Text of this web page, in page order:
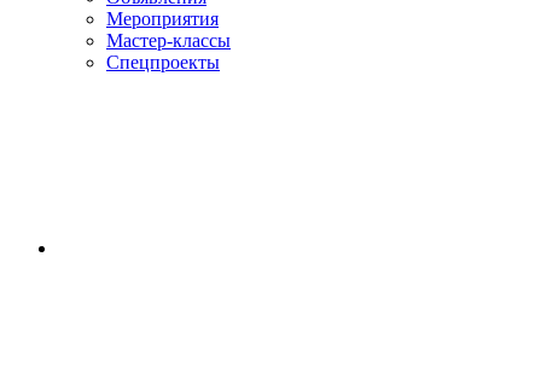
Мероприятия
Мастер-классы
Спецпроекты